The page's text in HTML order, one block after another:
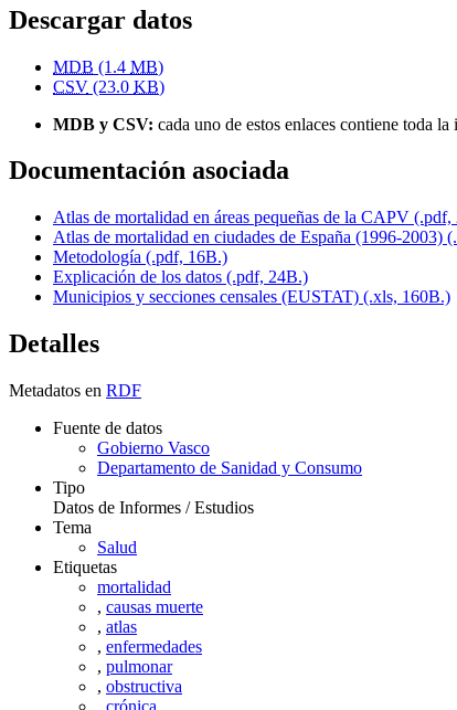
Descargar datos
MDB (1.4 MB)
CSV (23.0 KB)
MDB y CSV: cada uno de estos enlaces contiene toda
Documentación asociada
Atlas de mortalidad en áreas pequeñas de la CAPV
Atlas de mortalidad en ciudades de España (1996-2003)
Metodología (.pdf, 16B.)
Explicación de los datos (.pdf, 24B.)
Municipios y secciones censales (EUSTAT) (.xls, 160B.)
Detalles
Metadatos en RDF
Fuente de datos
Gobierno Vasco
Departamento de Sanidad y Consumo
Tipo
Datos de Informes / Estudios
Tema
Salud
Etiquetas
mortalidad
, causas muerte
, atlas
, enfermedades
, pulmonar
, obstructiva